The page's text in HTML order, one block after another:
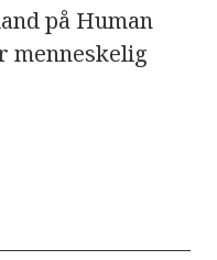
på Human
menneskelig